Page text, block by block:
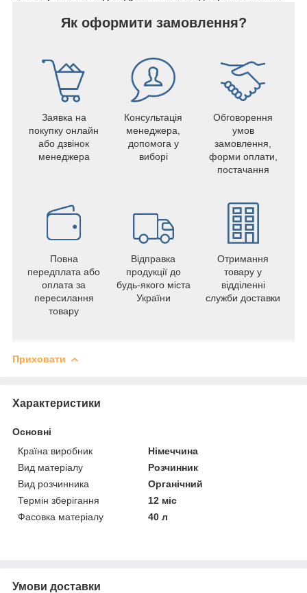
Як оформити замовлення?
Заявка на
покупку онлайн
або дзвінок
менеджера
Консультація
менеджера,
допомога у
виборі
Обговорення
умов
замовлення,
форми оплати,
постачання
Повна
передплата або
оплата за
пересилання
товару
Відправка
продукції до
будь-якого міста
України
Отримання
товару у
відділенні
служби доставки
Приховати
Характеристики
Основні
Країна виробник
Німеччина
Вид матеріалу
Розчинник
Вид розчинника
Органічний
Термін зберігання
12 міс
Фасовка матеріалу
40 л
Умови доставки